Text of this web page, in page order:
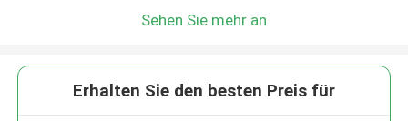
Sehen Sie mehr an
Erhalten Sie den besten Preis für